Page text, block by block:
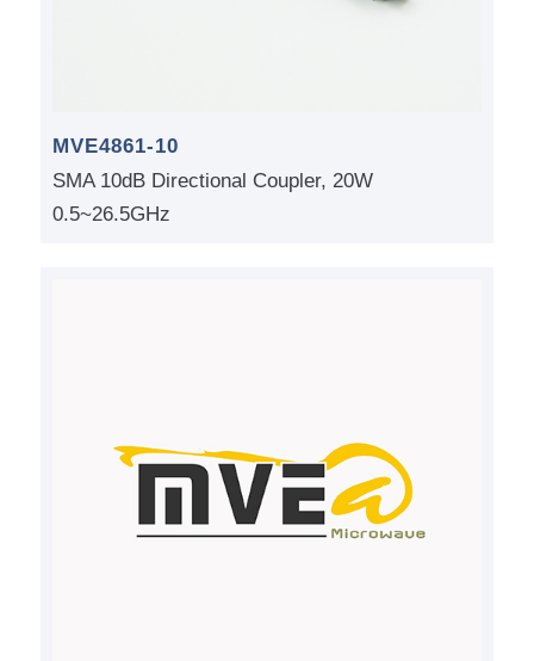
MVE4861-10
SMA 10dB Directional Coupler, 20W
0.5~26.5GHz